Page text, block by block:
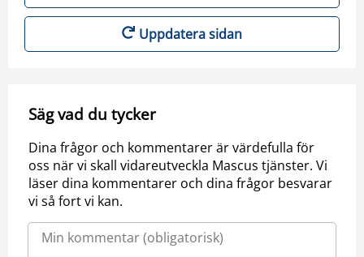
Uppdatera sidan
Säg vad du tycker
Dina frågor och kommentarer är värdefulla för
oss när vi skall vidareutveckla Mascus tjänster. Vi
läser dina kommentarer och dina frågor besvarar
vi så fort vi kan.